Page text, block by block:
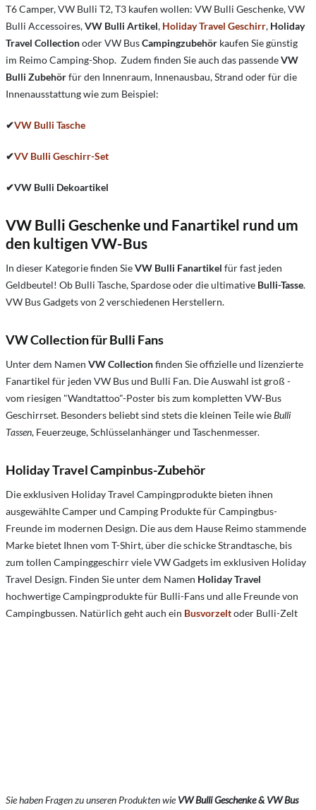
T6 Camper, VW Bulli T2, T3 kaufen wollen: VW Bulli Geschenke, VW
Bulli Accessoires,VW Bulli Artikel, Holiday Travel Geschirr, Holiday
Travel Collectionoder VW BusCampingzubehör kaufen Sie günstig
im Reimo Camping-Shop. Zudem finden Sie auch das passendeVW
Bulli Zubehörfür den Innenraum, Innenausbau, Strand oder für die
Innenausstattung wie zum Beispiel:
✔VW Bulli Tasche
✔VV Bulli Geschirr-Set
✔VW Bulli Dekoartikel
VW Bulli Geschenke und Fanartikel rund um
den kultigen VW-Bus
In dieser Kategorie finden SieVW Bulli Fanartikel für fast jeden
Geldbeutel! Ob Bulli Tasche, Spardose oder die ultimative Bulli-Tasse.
VW Bus Gadgets von 2 verschiedenen Herstellern.
VW Collection für Bulli Fans
Unter dem Namen VW Collectionfinden Sie offizielle und lizenzierte
Fanartikel für jeden VW Bus und Bulli Fan. Die Auswahl ist groß -
vom riesigen "Wandtattoo"-Poster bis zum kompletten VW-Bus
Geschirrset. Besonders beliebt sind stets die kleinen Teile wieBulli
Tassen, Feuerzeuge, Schlüsselanhänger und Taschenmesser.
Holiday Travel Campinbus-Zubehör
Die exklusiven Holiday Travel Campingprodukte bieten ihnen
ausgewählte Camper und Camping Produkte für Campingbus-
Freunde im modernen Design. Die aus dem Hause Reimo stammende
Marke bietet Ihnen vom T-Shirt, über die schicke Strandtasche, bis
zum tollen Campinggeschirr viele VW Gadgets im exklusiven Holiday
Travel Design. Finden Sie unter dem Namen Holiday Travel
hochwertige Campingprodukte für Bulli-Fans und alle Freunde von
Campingbussen. Natürlich geht auch ein Busvorzeltoder Bulli-Zelt
Sie haben Fragen zu unseren Produkten wieVW Bulli Geschenke & VW Bus